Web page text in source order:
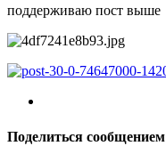
поддерживаю пост выше
Поделиться сообщением